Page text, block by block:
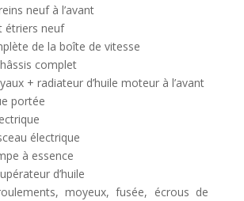
neuf à l’avant
étriers neuf
de la boîte de vitesse
complet
+ radiateur d’huile moteur à l’avant
portée
électrique
à essence
d’huile
moyeux, fusée, écrous de